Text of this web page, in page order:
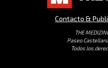
Contacto &
THE
Paseo
Todos los